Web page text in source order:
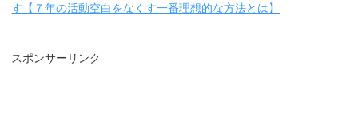
す【７年の活動空白をなくす一番理想的な方法とは】
スポンサーリンク